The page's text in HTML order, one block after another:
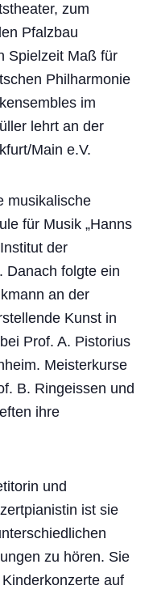
zum
Pfalzbau
Spielzeit Maß für
Philharmonie
im
lehrt an der
Main e.V.
musikalische
für Musik „Hanns
der
Danach folgte ein
an der
Kunst in
Prof. A. Pistorius
Meisterkurse
B. Ringeissen und
ihre
und
ist sie
zu hören. Sie
auf